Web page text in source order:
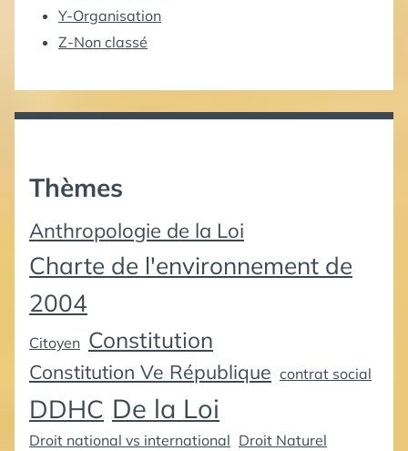
Y-Organisation
Z-Non classé
Thèmes
Anthropologie de la Loi
Charte de l'environnement de
2004
Citoyen Constitution
Constitution Ve République contrat social
DDHC De la Loi
Droit national vs international Droit Naturel